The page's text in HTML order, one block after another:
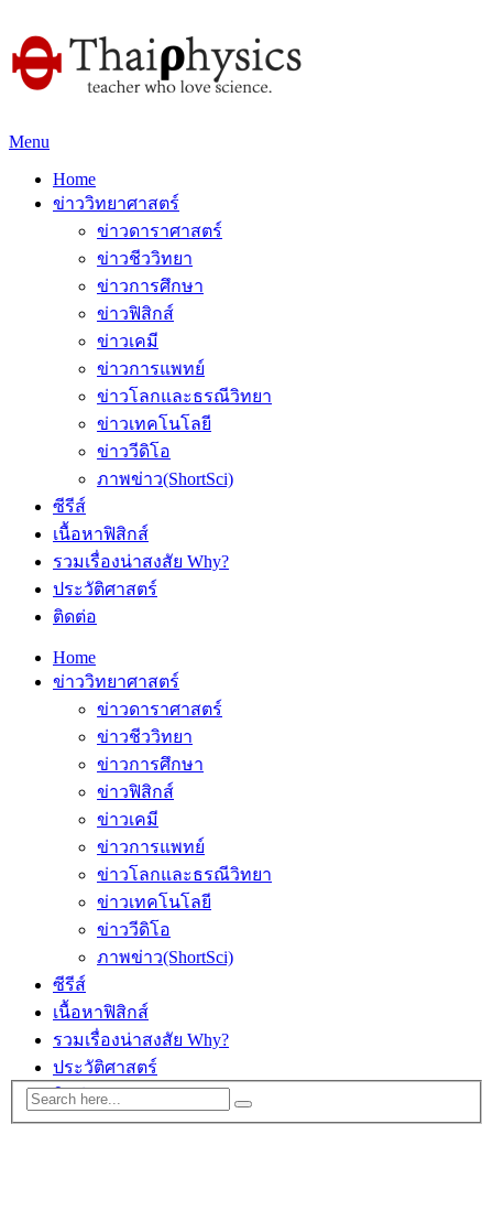
Menu
Home
ข่าววิทยาศาสตร์
ข่าวดาราศาสตร์
ข่าวชีววิทยา
ข่าวการศึกษา
ข่าวฟิสิกส์
ข่าวเคมี
ข่าวการแพทย์
ข่าวโลกและธรณีวิทยา
ข่าวเทคโนโลยี
ข่าววีดิโอ
ภาพข่าว(ShortSci)
ซีรีส์
เนื้อหาฟิสิกส์
รวมเรื่องน่าสงสัย Why?
ประวัติศาสตร์
ติดต่อ
Home
ข่าววิทยาศาสตร์
ข่าวดาราศาสตร์
ข่าวชีววิทยา
ข่าวการศึกษา
ข่าวฟิสิกส์
ข่าวเคมี
ข่าวการแพทย์
ข่าวโลกและธรณีวิทยา
ข่าวเทคโนโลยี
ข่าววีดิโอ
ภาพข่าว(ShortSci)
ซีรีส์
เนื้อหาฟิสิกส์
รวมเรื่องน่าสงสัย Why?
ประวัติศาสตร์
ติดต่อ